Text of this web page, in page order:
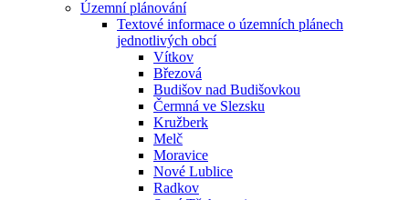
Územní plánování
Textové informace o územních plánech
jednotlivých obcí
Vítkov
Březová
Budišov nad Budišovkou
Čermná ve Slezsku
Kružberk
Melč
Moravice
Nové Lublice
Radkov